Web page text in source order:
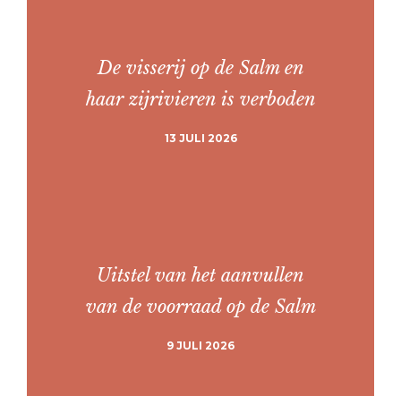
De visserij op de Salm en
haar zijrivieren is verboden
13 JULI 2026
Uitstel van het aanvullen
van de voorraad op de Salm
9 JULI 2026